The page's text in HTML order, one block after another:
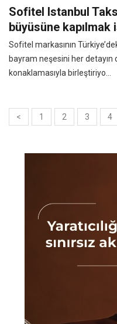
Sofitel Istanbul
büyüsüne
Sofitel markasının
bayram neşesini her
konaklamasıyla birleştiriyo...
< 1 2 3 4